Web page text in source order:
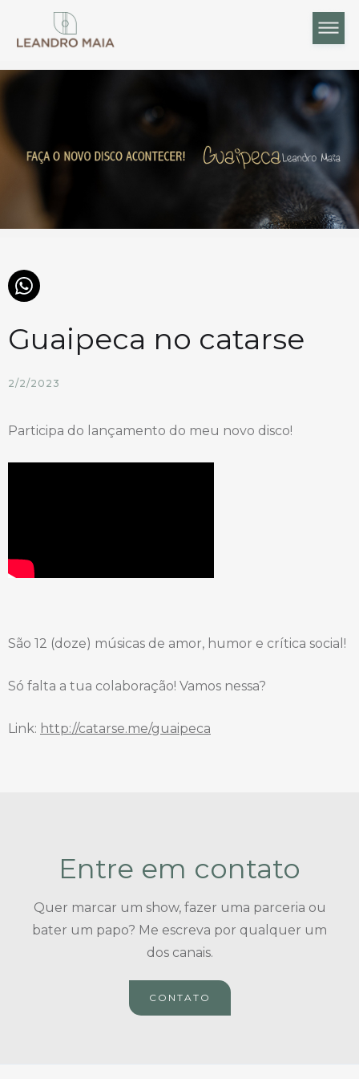
Guaipeca no catarse
2/2/2023
Participa do lançamento do meu novo disco!
São 12 (doze) músicas de amor, humor e crítica social!
Só falta a tua colaboração! Vamos nessa?
Link: http://catarse.me/guaipeca
Entre em contato
Quer marcar um show, fazer uma parceria ou
bater um papo? Me escreva por qualquer um
dos canais.
CONTATO